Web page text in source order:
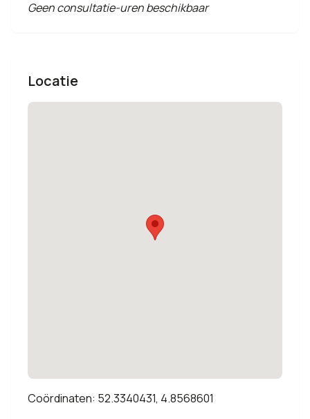
Geen consultatie-uren beschikbaar
Locatie
Coördinaten: 52.3340431, 4.8568601